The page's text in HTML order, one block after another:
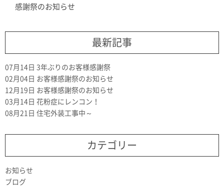
感謝祭のお知らせ
最新記事
07月14日 3年ぶりのお客様感謝祭
02月04日 お客様感謝祭のお知らせ
12月19日 お客様感謝祭のお知らせ
03月14日 花粉症にレンコン！
08月21日 住宅外装工事中～
カテゴリー
お知らせ
ブログ